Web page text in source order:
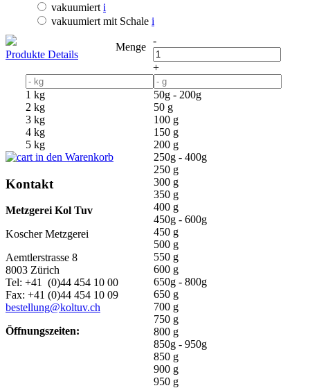
vakuumiert i
vakuumiert mit Schale i
-
+
Menge
50g - 200g
50 g
100 g
150 g
200 g
250g - 400g
250 g
300 g
350 g
400 g
450g - 600g
450 g
500 g
550 g
600 g
650g - 800g
650 g
700 g
750 g
800 g
850g - 950g
850 g
900 g
950 g
1 kg
2 kg
3 kg
4 kg
5 kg
Produkte Details
in den Warenkorb
Kontakt
Metzgerei Kol Tuv
Koscher Metzgerei
Aemtlerstrasse 8
8003 Zürich
Tel: +41 (0)44 454 10 00
Fax: +41 (0)44 454 10 09
bestellung@koltuv.ch
Öffnungszeiten: